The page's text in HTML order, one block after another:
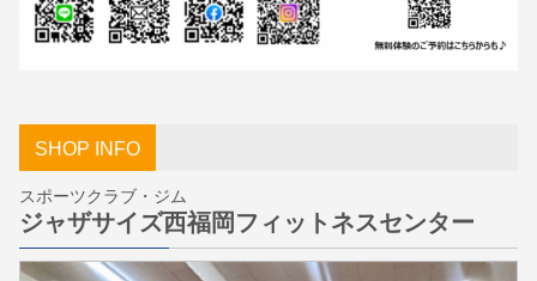
SHOP INFO
スポーツクラブ・ジム
ジャザサイズ西福岡フィットネスセンター